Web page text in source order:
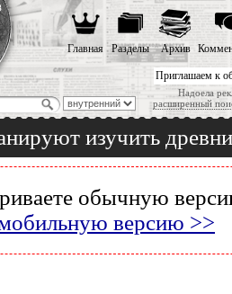
Приглашаем к
Надоела
расширенный
Главная Разделы Архив
изучить
обычную
версию >>